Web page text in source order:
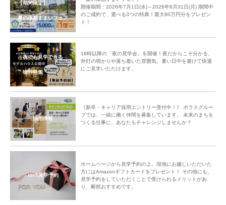
【期間限定】
夏の体感すまいフェア
開催期間：2026年7月1日(水)～2026年8月31日(月) 期間中
のご成約で、選べる3つの特典！最大80万円分をプレゼン
ト！
夜でも見学できる
物件特集
18時以降の「夜の見学会」を開催！夜だからこそ分かる、
外灯の明かりや落ち着いた雰囲気。暑い日中を避けて快適
にご見学いただけます。
採用情報
《新卒・キャリア採用エントリー受付中！》 ポラスグルー
プでは、一緒に働く仲間を募集しています。 未来のまちを
つくる仕事に、あなたもチャレンジしませんか？
Web見学予約
ホームページから見学予約の上、現地にお越しいただいた
方にはAmazonギフトカードをプレゼント！ その他にも、
見学予約をしていただくことで受けられるメリットがあ
り、断然おすすめです。